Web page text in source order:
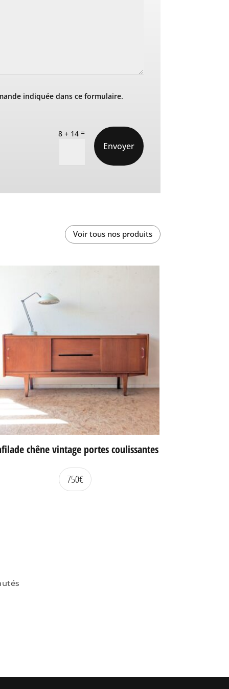
indiquée dans ce formulaire.
8 + 14 =
Envoyer
Voir tous nos produits
chêne vintage portes coulissantes
750€